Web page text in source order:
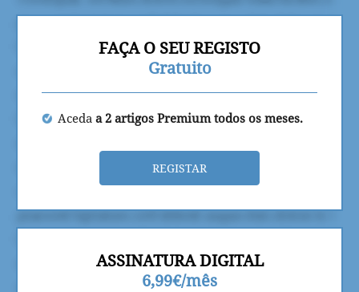
FAÇA O SEU REGISTO
Gratuito
Aceda a 2 artigos Premium todos os meses.
REGISTAR
ASSINATURA DIGITAL
6,99€/mês